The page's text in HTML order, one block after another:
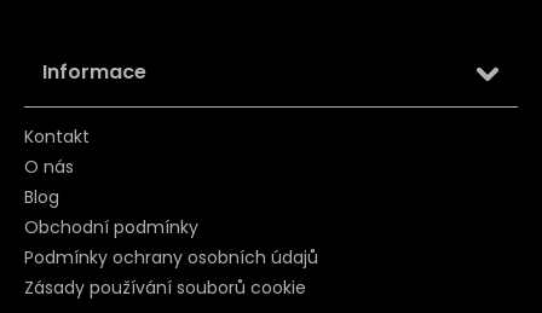
Informace
Kontakt
O nás
Blog
Obchodní podmínky
Podmínky ochrany osobních údajů
Zásady používání souborů cookie